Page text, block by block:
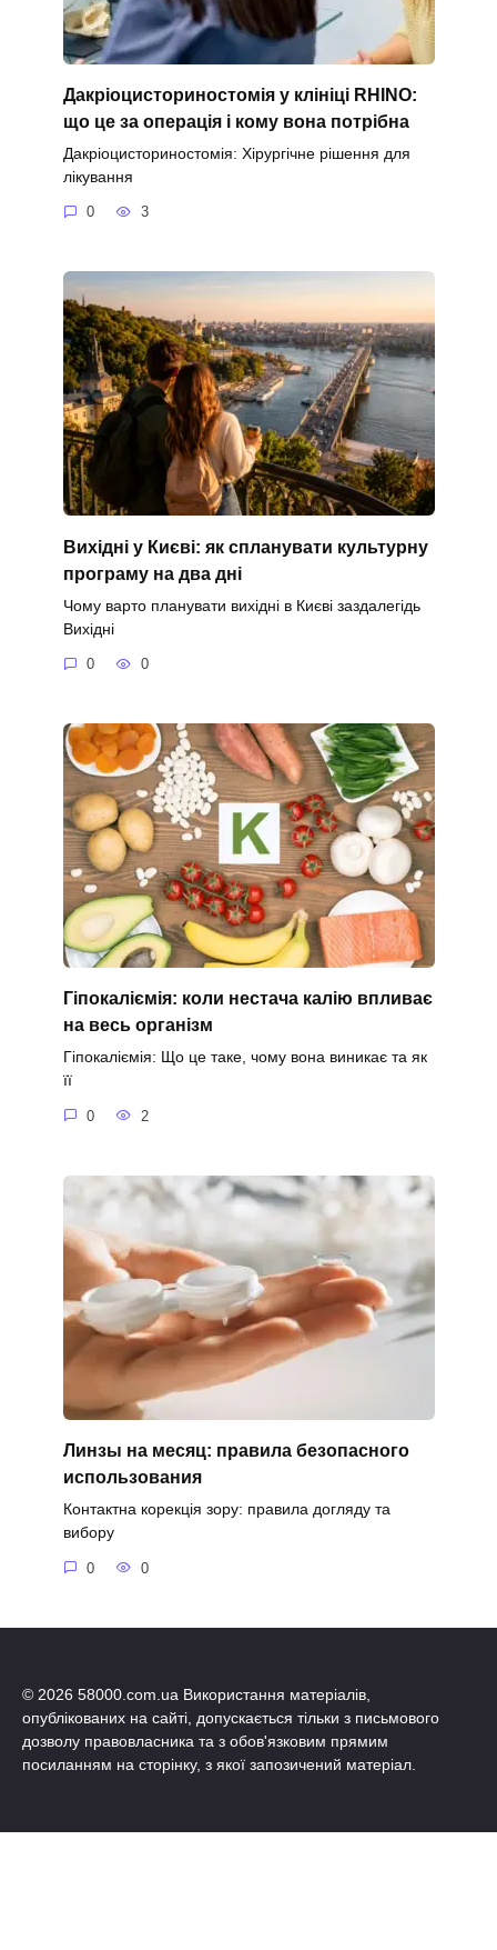
Дакріоцисториностомія у клініці RHINO:
що це за операція і кому вона потрібна
Дакріоцисториностомія: Хірургічне рішення для
лікування
0 3
Вихідні у Києві: як спланувати культурну
програму на два дні
Чому варто планувати вихідні в Києві заздалегідь
Вихідні
0 0
Гіпокаліємія: коли нестача калію впливає
на весь організм
Гіпокаліємія: Що це таке, чому вона виникає та як
її
0 2
Линзы на месяц: правила безопасного
использования
Контактна корекція зору: правила догляду та
вибору
0 0
© 2026 58000.com.ua Використання матеріалів,
опублікованих на сайті, допускається тільки з письмового
дозволу правовласника та з обов'язковим прямим
посиланням на сторінку, з якої запозичений матеріал.